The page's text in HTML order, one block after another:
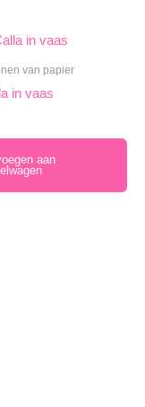
van papier
in vaas
aan